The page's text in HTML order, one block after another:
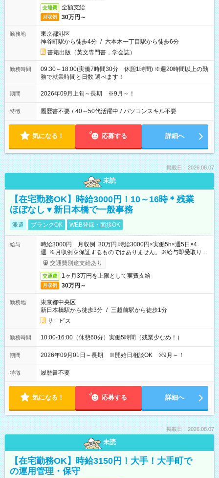
交通費 全額支給
月収例 30万円～
勤務地
東京都港区
神谷町駅から徒歩4分 / 六本木一丁目駅から徒歩6分
書籍出版（英文専門書，学会誌）
勤務時間
09:30～18:00(実働7時間30分 休憩1時間) ※週20時間以上の勤
務で就業時間と日数 選べます！
期間 2026年09月上旬～長期 ※9月～！
特徴 履歴書不要 / 40～50代活躍中 / パソコンスキル不要
気になる！ 応募する 詳細へ
掲載日：2026.08.07
未読
【在宅勤務OK】時給3000円！10～16時＊残業
ほぼなし▼新日本橋で一般事務
派遣 ブランクOK WEB登録・面接OK
給与
時給3000円 月収例 30万円 時給3000円×実働5h×週5日×4
週 ※月収例を保証するものではありません。※給与即受取りサ
ービス利用可（利用条件有）
交通費別途支給あり
交通費 1ヶ月3万円を上限として実費支給
月収例 30万円～
勤務地
東京都中央区
新日本橋駅から徒歩3分 / 三越前駅から徒歩1分
サ－ビス
勤務時間 10:00-16:00（休憩60分）実働5時間（残業少なめ！）
期間 2026年09月01日～長期 ※開始日相談OK ※9月～！
特徴 履歴書不要
気になる！ 応募する 詳細へ
掲載日：2026.08.07
未読
【在宅勤務OK】時給3150円！大手！大手町で
の運用管理・保守